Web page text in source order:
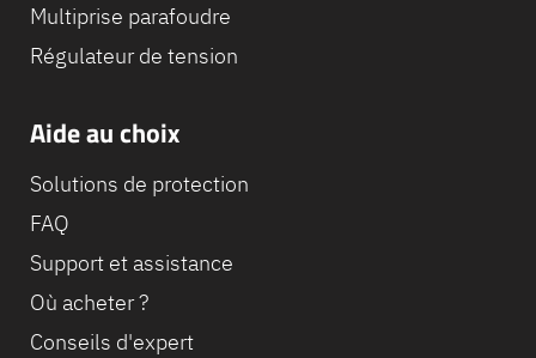
Multiprise parafoudre
Régulateur de tension
Aide au choix
Solutions de protection
FAQ
Support et assistance
Où acheter ?
Conseils d'expert